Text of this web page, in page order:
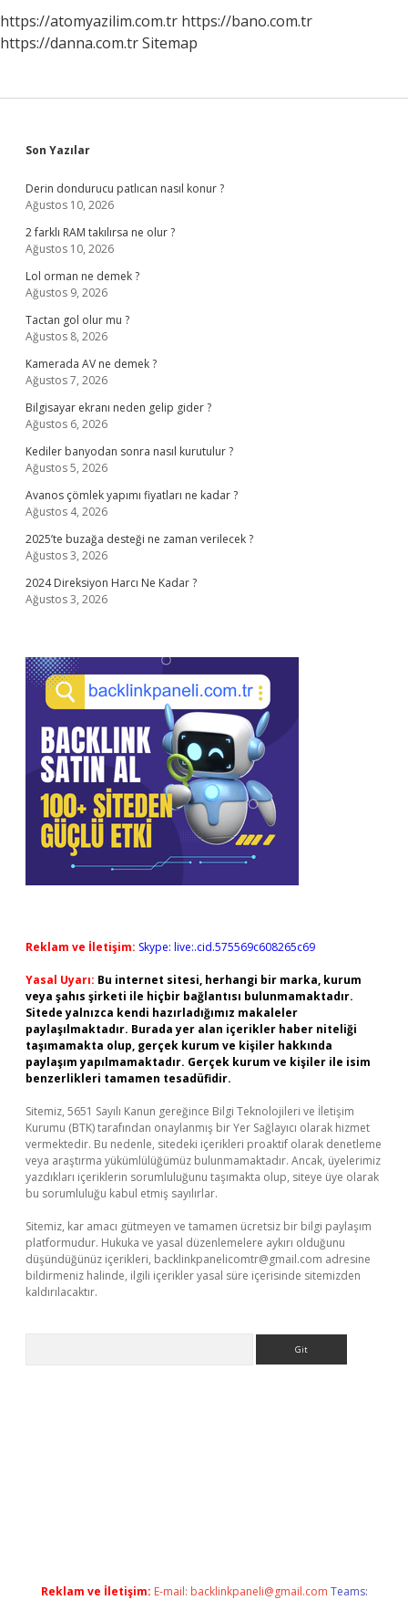
https://atomyazilim.com.tr https://bano.com.tr
https://danna.com.trSitemap
Sidebar
Son Yazılar
Derin dondurucu patlıcan nasıl konur ?
Ağustos 10, 2026
2 farklı RAM takılırsa ne olur ?
Ağustos 10, 2026
Lol orman ne demek ?
Ağustos 9, 2026
Tactan gol olur mu ?
Ağustos 8, 2026
Kamerada AV ne demek ?
Ağustos 7, 2026
Bilgisayar ekranı neden gelip gider ?
Ağustos 6, 2026
Kediler banyodan sonra nasıl kurutulur ?
Ağustos 5, 2026
Avanos çömlek yapımı fiyatları ne kadar ?
Ağustos 4, 2026
2025’te buzağa desteği ne zaman verilecek ?
Ağustos 3, 2026
2024 Direksiyon Harcı Ne Kadar ?
Ağustos 3, 2026
Reklam ve İletişim: Skype: live:.cid.575569c608265c69
Yasal Uyarı: Bu internet sitesi, herhangi bir marka, kurum
veya şahıs şirketi ile hiçbir bağlantısı bulunmamaktadır.
Sitede yalnızca kendi hazırladığımız makaleler
paylaşılmaktadır. Burada yer alan içerikler haber niteliği
taşımamakta olup, gerçek kurum ve kişiler hakkında
paylaşım yapılmamaktadır. Gerçek kurum ve kişiler ile isim
benzerlikleri tamamen tesadüfidir.
Sitemiz, 5651 Sayılı Kanun gereğince Bilgi Teknolojileri ve İletişim
Kurumu (BTK) tarafından onaylanmış bir Yer Sağlayıcı olarak hizmet
vermektedir. Bu nedenle, sitedeki içerikleri proaktif olarak denetleme
veya araştırma yükümlülüğümüz bulunmamaktadır. Ancak, üyelerimiz
yazdıkları içeriklerin sorumluluğunu taşımakta olup, siteye üye olarak
bu sorumluluğu kabul etmiş sayılırlar.
Sitemiz, kar amacı gütmeyen ve tamamen ücretsiz bir bilgi paylaşım
platformudur. Hukuka ve yasal düzenlemelere aykırı olduğunu
düşündüğünüz içerikleri, backlinkpanelicomtr@gmail.com adresine
bildirmeniz halinde, ilgili içerikler yasal süre içerisinde sitemizden
kaldırılacaktır.
Reklam ve İletişim: E-mail: backlinkpaneli@gmail.com Teams: